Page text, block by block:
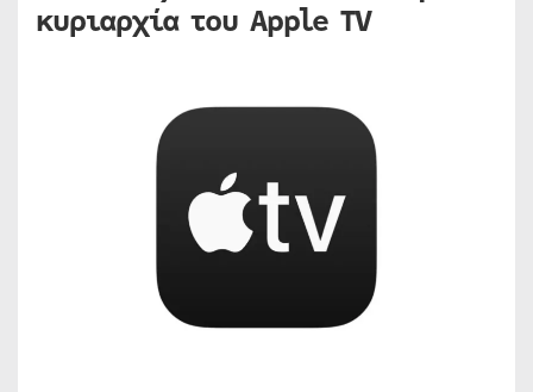
κυριαρχία του Apple TV